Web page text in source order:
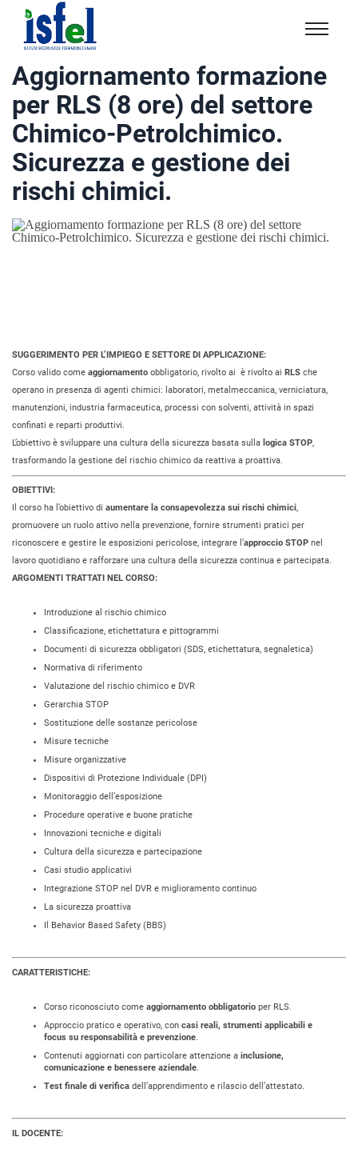
Isfel
Istituto
specialistico
formazione
e
lavoro
Aggiornamento formazione
per RLS (8 ore) del settore
Chimico-Petrolchimico.
Sicurezza e gestione dei
rischi chimici.
SUGGERIMENTO PER L’IMPIEGO E SETTORE DI APPLICAZIONE:
Corso valido come aggiornamento obbligatorio, rivolto ai è rivolto ai RLS che
operano in presenza di agenti chimici: laboratori, metalmeccanica, verniciatura,
manutenzioni, industria farmaceutica, processi con solventi, attività in spazi
confinati e reparti produttivi.
L’obiettivo è sviluppare una cultura della sicurezza basata sulla logica STOP,
trasformando la gestione del rischio chimico da reattiva a proattiva.
OBIETTIVI:
Il corso ha l’obiettivo di aumentare la consapevolezza sui rischi chimici,
promuovere un ruolo attivo nella prevenzione, fornire strumenti pratici per
riconoscere e gestire le esposizioni pericolose, integrare l’approccio STOP nel
lavoro quotidiano e rafforzare una cultura della sicurezza continua e partecipata.
ARGOMENTI TRATTATI NEL CORSO:
Introduzione al rischio chimico
Classificazione, etichettatura e pittogrammi
Documenti di sicurezza obbligatori (SDS, etichettatura, segnaletica)
Normativa di riferimento
Valutazione del rischio chimico e DVR
Gerarchia STOP
Sostituzione delle sostanze pericolose
Misure tecniche
Misure organizzative
Dispositivi di Protezione Individuale (DPI)
Monitoraggio dell’esposizione
Procedure operative e buone pratiche
Innovazioni tecniche e digitali
Cultura della sicurezza e partecipazione
Casi studio applicativi
Integrazione STOP nel DVR e miglioramento continuo
La sicurezza proattiva
Il Behavior Based Safety (BBS)
CARATTERISTICHE:
Corso riconosciuto come aggiornamento obbligatorio per RLS.
Approccio pratico e operativo, con casi reali, strumenti applicabili e
focus su responsabilità e prevenzione.
Contenuti aggiornati con particolare attenzione a inclusione,
comunicazione e benessere aziendale.
Test finale di verifica dell’apprendimento e rilascio dell’attestato.
IL DOCENTE: